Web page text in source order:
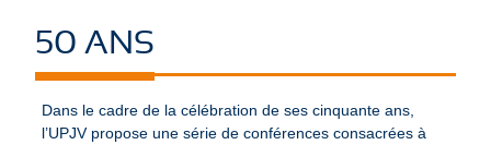
50 ANS
Dans le cadre de la célébration de ses cinquante ans,
l’UPJV propose une série de conférences consacrées à